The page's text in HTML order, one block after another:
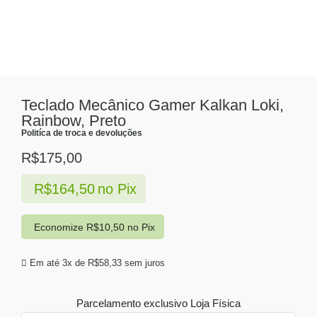
Teclado Mecânico Gamer Kalkan Loki,
Rainbow, Preto
Politíca de troca e devoluções
R$175,00
Em até 3x de R$58,33 sem juros
R$164,50 no Pix
Economize R$10,50no Pix
Parcelamento exclusivo Loja Física